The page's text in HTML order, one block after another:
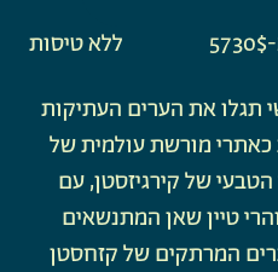
ללא טיסות
תגלו את הערים העתיקות
מורשת עולמית של
של קירגיזסטן, עם
טיין שאן המתנשאים
המרתקים של קזחסטן